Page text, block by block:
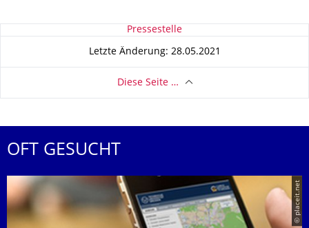
Zu dieser Seite Pressestelle
Letzte Änderung: 28.05.2021
Diese Seite …
OFT GESUCHT
© placeit.net